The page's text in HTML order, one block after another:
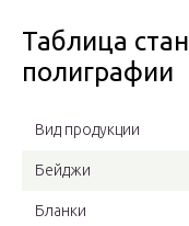
Таблица
полиграфии
Вид продукции
Бейджи
Бланки